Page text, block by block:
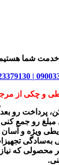
و چکی از
پرداخت رو بعداً
مبلغ رو جمع
ویژه و آسان
به‌سادگی
محصولی که